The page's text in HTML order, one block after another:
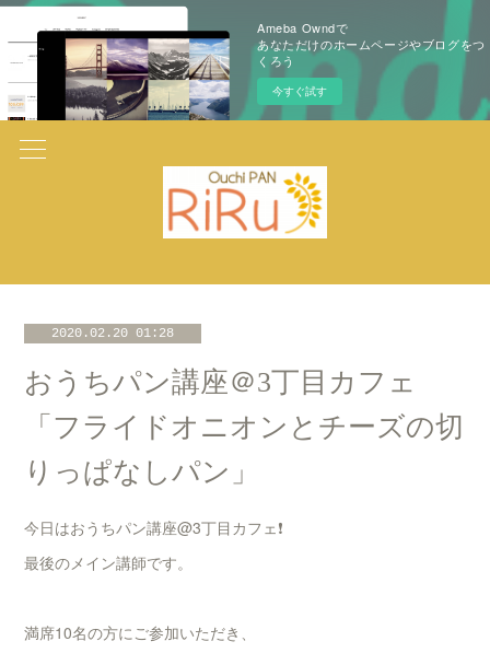
Ameba Owndで
あなただけのホームページやブログをつ
くろう
今すぐ試す
2020.02.20 01:28
おうちパン講座＠3丁目カフェ
「フライドオニオンとチーズの切
りっぱなしパン」
今日はおうちパン講座@3丁目カフェ❗️
最後のメイン講師です。
満席10名の方にご参加いただき、